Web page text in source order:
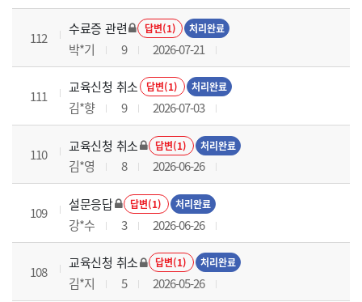
112
수료증 관련 답변(1) 처리완료
박*기 9 2026-07-21
111
교육신청 취소 답변(1) 처리완료
김*향 9 2026-07-03
110
교육신청 취소 답변(1) 처리완료
김*영 8 2026-06-26
109
설문응답 답변(1) 처리완료
강*수 3 2026-06-26
108
교육신청 취소 답변(1) 처리완료
김*지 5 2026-05-26